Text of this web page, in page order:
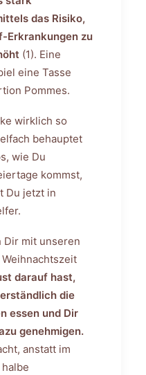
das Risiko,
Erkrankungen zu
(1). Eine
eine Tasse
Pommes.
wirklich so
behauptet
wie Du
kommst,
Du jetzt in
Dir mit unseren
darauf hast,
die
essen und Dir
genehmigen.
anstatt im